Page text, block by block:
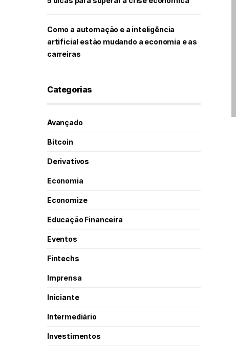
Como a automação e a inteligência
artificial estão mudando a economia e as
carreiras
Categorias
Avançado
Bitcoin
Derivativos
Economia
Economize
Educação Financeira
Eventos
Fintechs
Imprensa
Iniciante
Intermediário
Investimentos